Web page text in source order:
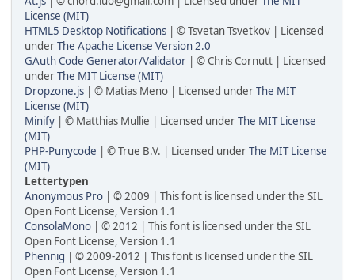
License (MIT)
HTML5 Desktop Notifications | © Tsvetan Tsvetkov | Licensed
underThe Apache License Version 2.0
GAuth Code Generator/Validator | © Chris Cornutt | Licensed
underThe MIT License (MIT)
Dropzone.js | © Matias Meno | Licensed underThe MIT
License (MIT)
Minify | © Matthias Mullie | Licensed underThe MIT License
(MIT)
PHP-Punycode | © True B.V. | Licensed underThe MIT License
(MIT)
Lettertypen
Anonymous Pro | © 2009 | This font is licensed under the SIL
Open Font License, Version 1.1
ConsolaMono | © 2012 | This font is licensed under the SIL
Open Font License, Version 1.1
Phennig | © 2009-2012 | This font is licensed under the SIL
Open Font License, Version 1.1